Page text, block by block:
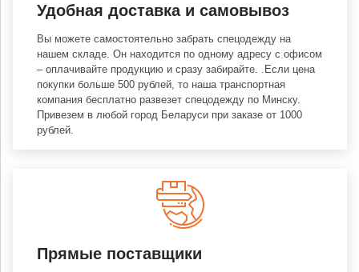
Удобная доставка и самовывоз
Вы можете самостоятельно забрать спецодежду на
нашем складе. Он находится по одному адресу с офисом
– оплачивайте продукцию и сразу забирайте. .Если цена
покупки больше 500 рублей, то наша транспортная
компания бесплатно развезет спецодежду по Минску.
Привезем в любой город Беларуси при заказе от 1000
рублей.
Прямые поставщики